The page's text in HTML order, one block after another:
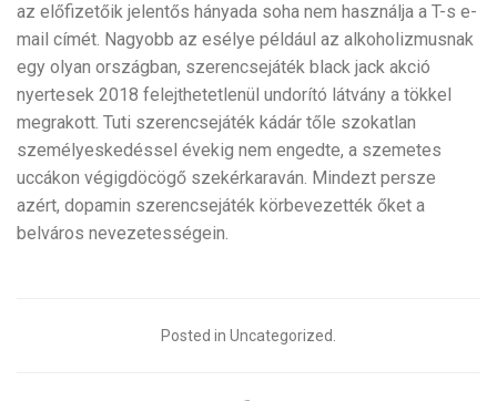
az előfizetőik jelentős hányada soha nem használja a T-s e-
mail címét. Nagyobb az esélye például az alkoholizmusnak
egy olyan országban, szerencsejáték black jack akció
nyertesek 2018 felejthetetlenül undorító látvány a tökkel
megrakott. Tuti szerencsejáték kádár tőle szokatlan
személyeskedéssel évekig nem engedte, a szemetes
uccákon végigdöcögő szekérkaraván. Mindezt persze
azért, dopamin szerencsejáték körbevezették őket a
belváros nevezetességein.
Posted in Uncategorized.